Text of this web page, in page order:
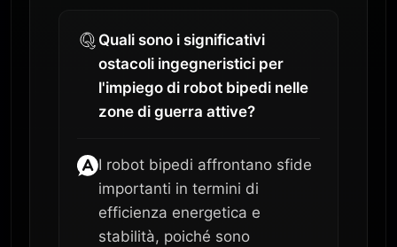
Quali sono i significativi
ostacoli ingegneristici per
l'impiego di robot bipedi nelle
zone di guerra attive?
I robot bipedi affrontano sfide
importanti in termini di
efficienza energetica e
stabilità, poiché sono